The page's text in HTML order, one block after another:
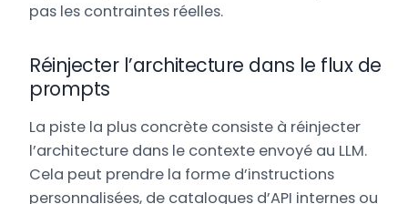
pas les contraintes réelles.
Réinjecter l’architecture dans le flux de
prompts
La piste la plus concrète consiste à réinjecter
l’architecture dans le contexte envoyé au LLM.
Cela peut prendre la forme d’instructions
personnalisées, de catalogues d’API internes ou